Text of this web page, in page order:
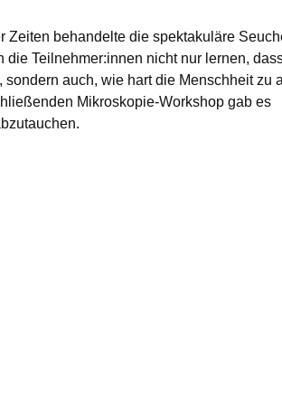
Zeiten behandelte die spektakuläre
Teilnehmer:innen nicht nur lernen,
auch, wie hart die Menschheit zu
Mikroskopie-Workshop gab es